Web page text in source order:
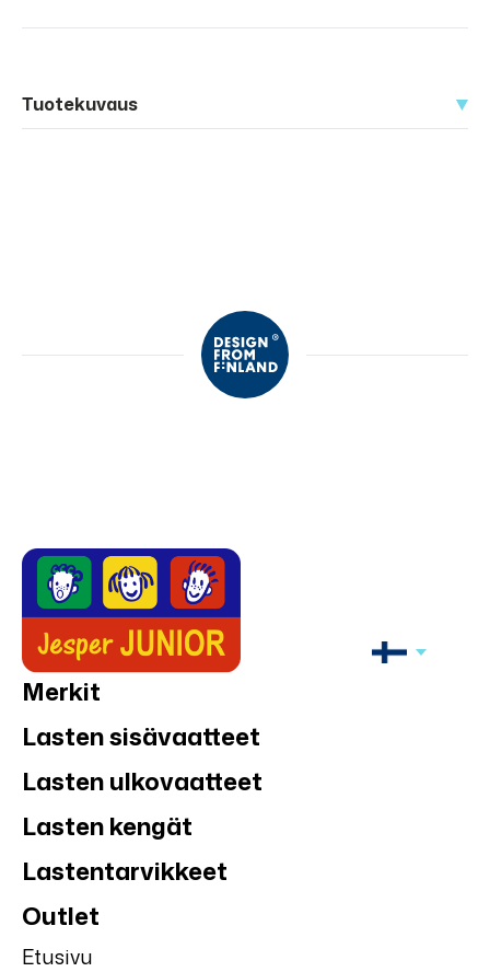
Tuotekuvaus
Merkit
Lasten sisävaatteet
Lasten ulkovaatteet
Lasten kengät
Lastentarvikkeet
Outlet
Etusivu